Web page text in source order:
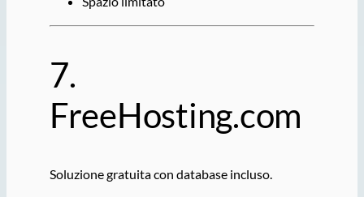
7.
FreeHosting.com
Soluzione gratuita con database incluso.